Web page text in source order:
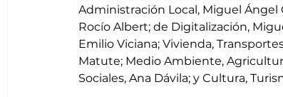
Administración Local, Miguel Ángel
Rocío Albert; de Digitalización,
Emilio Viciana; Vivienda,
Matute; Medio Ambiente,
Sociales, Ana Dávila; y Cultura,